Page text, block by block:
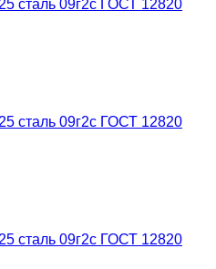
сталь 09г2с ГОСТ 12820
сталь 09г2с ГОСТ 12820
сталь 09г2с ГОСТ 12820